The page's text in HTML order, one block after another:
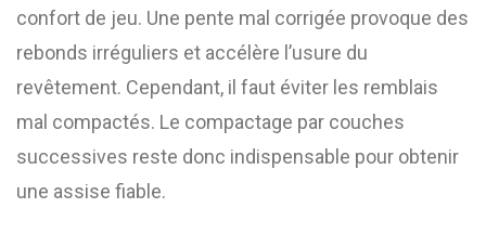
confort de jeu. Une pente mal corrigée provoque des
rebonds irréguliers et accélère l’usure du
revêtement. Cependant, il faut éviter les remblais
mal compactés. Le compactage par couches
successives reste donc indispensable pour obtenir
une assise fiable.